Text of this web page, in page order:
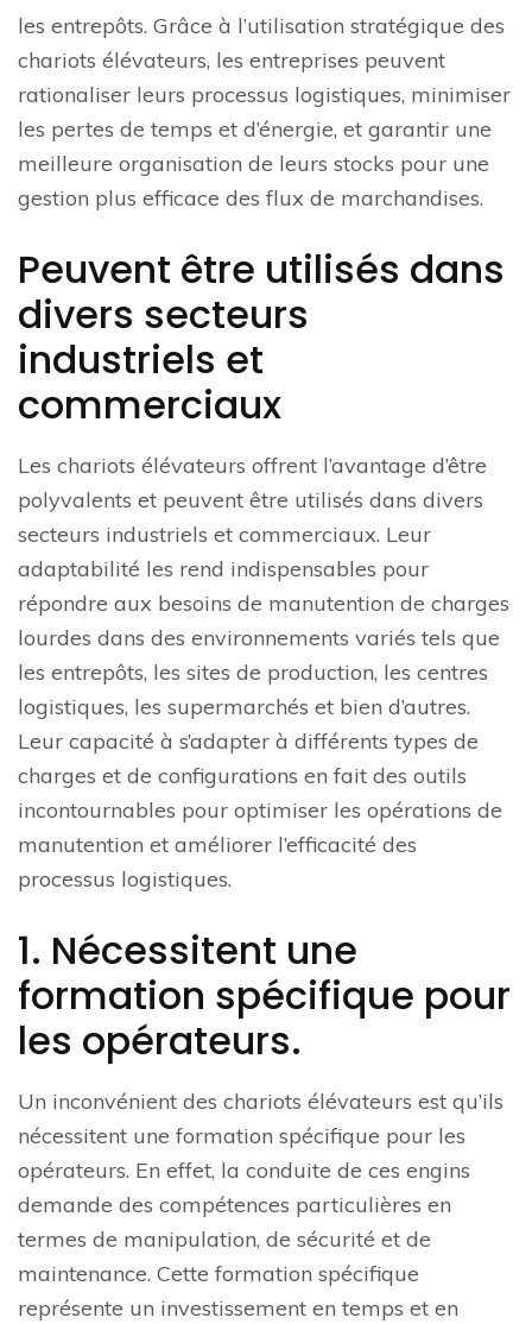
les entrepôts. Grâce à l’utilisation stratégique des
chariots élévateurs, les entreprises peuvent
rationaliser leurs processus logistiques, minimiser
les pertes de temps et d’énergie, et garantir une
meilleure organisation de leurs stocks pour une
gestion plus efficace des flux de marchandises.
Peuvent être utilisés dans
divers secteurs
industriels et
commerciaux
Les chariots élévateurs offrent l’avantage d’être
polyvalents et peuvent être utilisés dans divers
secteurs industriels et commerciaux. Leur
adaptabilité les rend indispensables pour
répondre aux besoins de manutention de charges
lourdes dans des environnements variés tels que
les entrepôts, les sites de production, les centres
logistiques, les supermarchés et bien d’autres.
Leur capacité à s’adapter à différents types de
charges et de configurations en fait des outils
incontournables pour optimiser les opérations de
manutention et améliorer l’efficacité des
processus logistiques.
1. Nécessitent une
formation spécifique pour
les opérateurs.
Un inconvénient des chariots élévateurs est qu’ils
nécessitent une formation spécifique pour les
opérateurs. En effet, la conduite de ces engins
demande des compétences particulières en
termes de manipulation, de sécurité et de
maintenance. Cette formation spécifique
représente un investissement en temps et en